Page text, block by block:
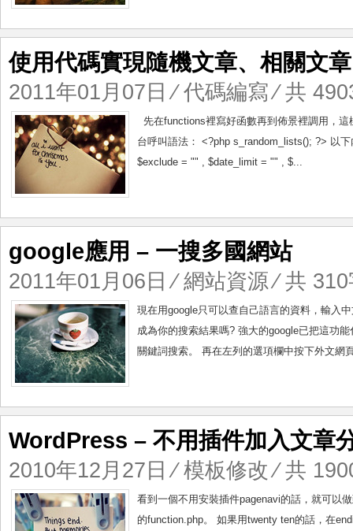
使用代碼實現隨機文章、相關文
2011年01月07日 ⁄代碼編寫⁄ 共
先在functions裡寫好函數再到佈景裡調用，
台呼叫語法： <?php s_random_lists(); ?> 以
$exclude = "" , $date_limit = "" , $...
google應用 – 一搜多國網站
2011年01月06日 ⁄網站資源⁄ 共
現在用google只可以查自己語言的資料，輸入
成為你的搜索結果嗎? 強大的google已把這功
關鍵詞搜索。 再在左列的選項欄中按下外文網
WordPress – 不用插件加入文章
2010年12月27日 ⁄模板修改⁄ 共
看到一個不用安裝插件pagenavi的話，就可以
的function.php。 如果用twenty ten的話，在